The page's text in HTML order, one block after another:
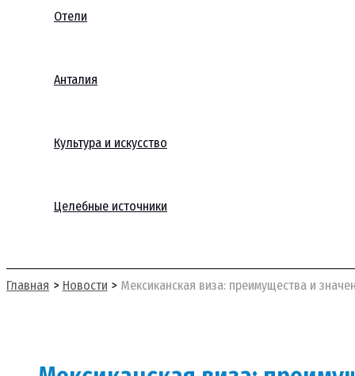
Отели
Анталия
Культура и искусство
Целебные источники
Главная Новости Мексиканская виза: преимущества и